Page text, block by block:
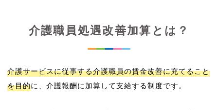
介護職員処遇改善加算とは？
介護サービスに従事する介護職員の賃金改善に充てること
を目的に、介護報酬に加算して支給する制度です。